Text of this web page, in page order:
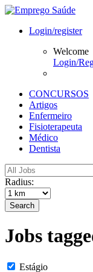
Login/register
Welcome
Login/
CONCURSOS
Artigos
Enfermeiro
Fisioterapeuta
Médico
Dentista
Radius:
Search
Jobs
Estágio